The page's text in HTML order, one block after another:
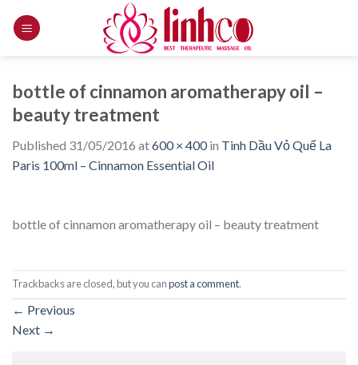
bottle of cinnamon aromatherapy oil –
beauty treatment
Published 31/05/2016 at600 × 400in Tinh Dầu Vỏ Quế La
Paris 100ml – Cinnamon Essential Oil
bottle of cinnamon aromatherapy oil – beauty treatment
Trackbacks are closed, but you canpost a comment.
← Previous
Next →